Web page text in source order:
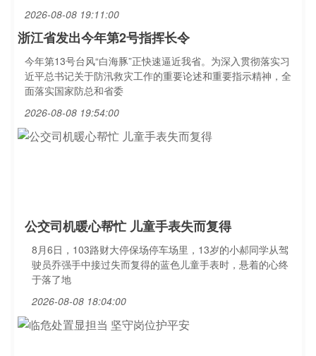
2026-08-08 19:11:00
浙江省发出今年第2号指挥长令
今年第13号台风“白海豚”正快速逼近我省。为深入贯彻落实习
近平总书记关于防汛救灾工作的重要论述和重要指示精神，全
面落实国家防总和省委
2026-08-08 19:54:00
公交司机暖心帮忙 儿童手表失而复得
8月6日，103路财大停保场停车场里，13岁的小郝同学从驾
驶员乔强手中接过失而复得的蓝色儿童手表时，悬着的心终
于落了地
2026-08-08 18:04:00